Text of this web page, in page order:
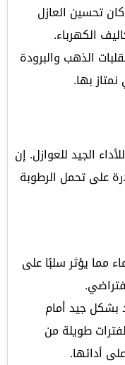
تحسين العازل
الكهرباء.
الذهب والبرودة
بها.
الجيد للعوازل. إن
على تحمل الرطوبة
مما يؤثر سلبًا على
بشكل جيد أمام
طويلة من
أدائها.